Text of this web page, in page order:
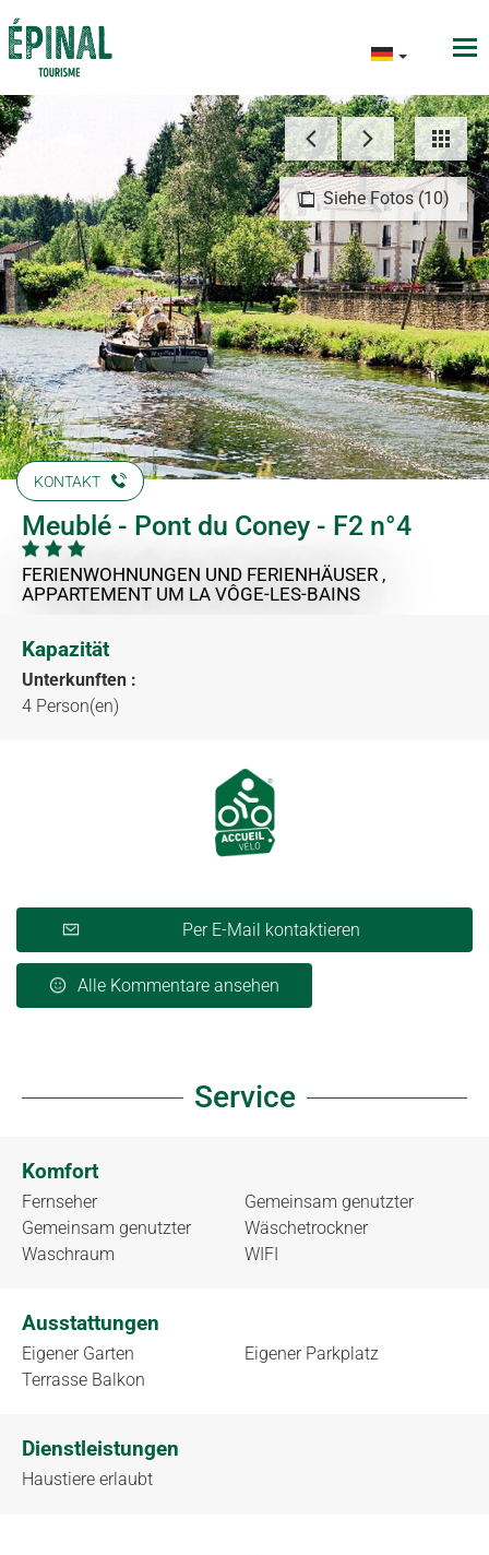
Siehe Fotos (10)
KONTAKT
Meublé - Pont du Coney - F2 n°4
FERIENWOHNUNGEN UND FERIENHÄUSER ,
APPARTEMENT UM LA VÔGE-LES-BAINS
Kapazität
Unterkunften :
4 Person(en)
Per E-Mail kontaktieren
Alle Kommentare ansehen
Service
Komfort
Fernseher
Gemeinsam genutzter
Waschraum
Gemeinsam genutzter
Wäschetrockner
WIFI
Ausstattungen
Eigener Garten
Terrasse Balkon
Eigener Parkplatz
Dienstleistungen
Haustiere erlaubt